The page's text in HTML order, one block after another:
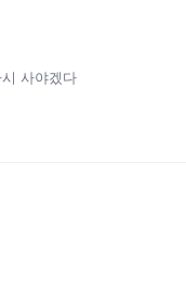
사야겠다